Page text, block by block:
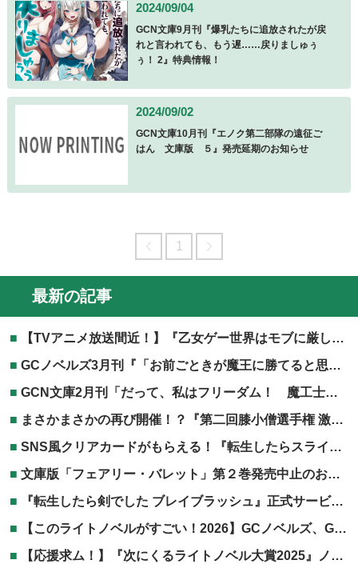
2024/09/04
GCN文庫9月刊『爆乳たちに追放されたが戻
れと言われても、もう遅……戻りましゅぅ
ぅ！ 2』特典情報！
2024/09/02
GCN文庫10月刊『エノク第二部隊の遠征ご
はん 文庫版 ５』発売延期のお知らせ
1
最新の記事
【TVアニメ放送間近！】『乙女ゲー世界はモブに厳しい世界です』TVアニメ第2期放送記念フェア開催！
GCノベルズ3月刊『「お前ごときが魔王に勝てると思うな」と勇者パーティを追放されたので、王都で気ままに暮らしたい 8』電子書籍共通特典につきまして
GCN文庫2月刊「だって、私はフリーダム！ 魔工士フェイ、古代文明に挑みます 2」協力店特典につきまして
まさかまさかの再び開催！？『第二回膝小僧選手権 激突！TOブックス編』開催決定！
SNS風クリアカードがもらえる！『転生したらスライムだった件』劇場版第二弾公開記念フェア！
文庫版「フェアリー・バレット」第２巻発売中止のお知らせ
『転生したら剣でした ブレイブラッシュ』正式サービス開始！
【このライトノベルがすごい！2026】GCノベルズ、GCN文庫作品が掲載されました！
【応援求ム！】『次にくるライトノベル大賞2025』ノミネート作品発表！！